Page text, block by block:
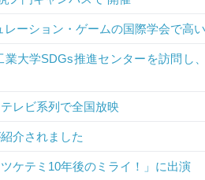
レーション・ゲームの国際学会で高
大学SDGs推進センターを訪問し
レビ系列で全国放映
介されました
ケテミ10年後のミライ！」に出演